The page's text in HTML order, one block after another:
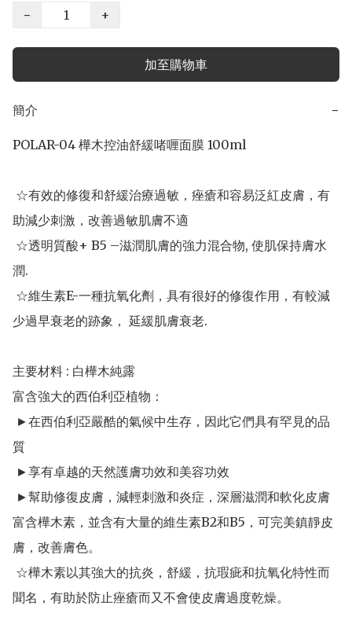
−
+
加至購物車
簡介 −
POLAR-04 樺木控油舒緩啫喱面膜 100ml
助減少刺激，改善過敏肌膚不適
潤.
少過早衰老的跡象， 延緩肌膚衰老.
主要材料 : 白樺木純露
富含強大的西伯利亞植物：
質
富含樺木素，並含有大量的維生素B2和B5，可完美鎮靜皮
膚，改善膚色。
聞名，有助於防止痤瘡而又不會使皮膚過度乾燥。